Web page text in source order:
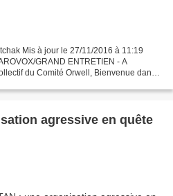
Mis à jour le 27/11/2016 à 11:19
GRAND ENTRETIEN - A
du Comité Orwell, Bienvenue dans
agressive en quête